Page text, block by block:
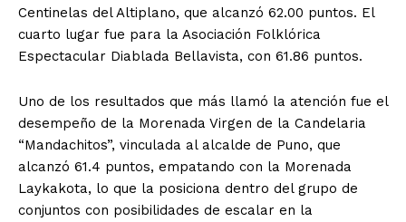
Centinelas del Altiplano, que alcanzó 62.00 puntos. El
cuarto lugar fue para la Asociación Folklórica
Espectacular Diablada Bellavista, con 61.86 puntos.
Uno de los resultados que más llamó la atención fue el
desempeño de la Morenada Virgen de la Candelaria
“Mandachitos”, vinculada al alcalde de Puno, que
alcanzó 61.4 puntos, empatando con la Morenada
Laykakota, lo que la posiciona dentro del grupo de
conjuntos con posibilidades de escalar en la